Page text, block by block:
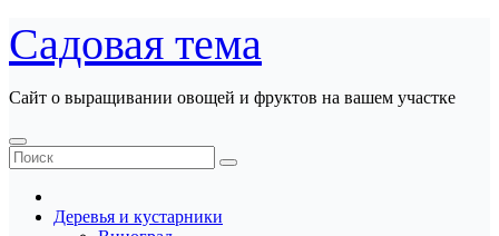
Перейти
к
содержанию
Садовая тема
Сайт о выращивании овощей и фруктов на вашем участке
Деревья и кустарники